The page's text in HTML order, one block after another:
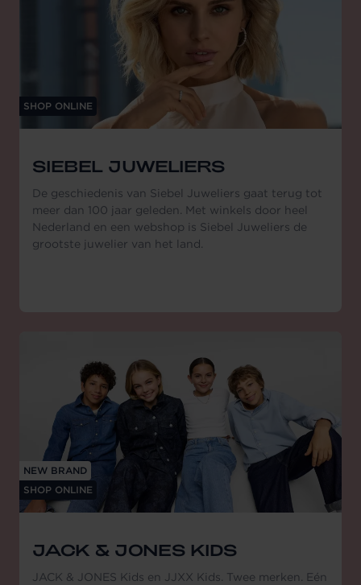
SHOP ONLINE
SIEBEL JUWELIERS
De geschiedenis van Siebel Juweliers gaat terug tot
meer dan 100 jaar geleden. Met winkels door heel
Nederland en een webshop is Siebel Juweliers de
grootste juwelier van het land.
NEW BRAND
SHOP ONLINE
JACK & JONES KIDS
JACK & JONES Kids en JJXX Kids. Twee merken. Eén